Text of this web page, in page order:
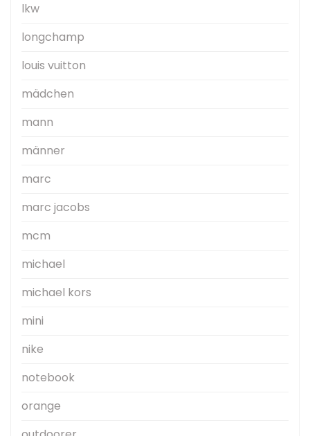
lkw
longchamp
louis vuitton
mädchen
mann
männer
marc
marc jacobs
mcm
michael
michael kors
mini
nike
notebook
orange